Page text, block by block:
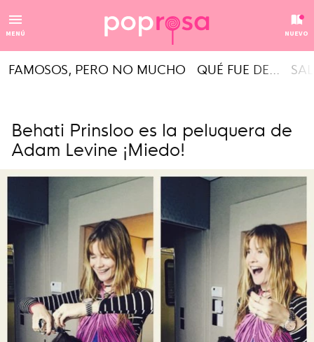
MENÚ NUEVO
FAMOSOS, PERO NO MUCHO QUÉ FUE DE...
Behati Prinsloo es la peluquera de
Adam Levine ¡Miedo!